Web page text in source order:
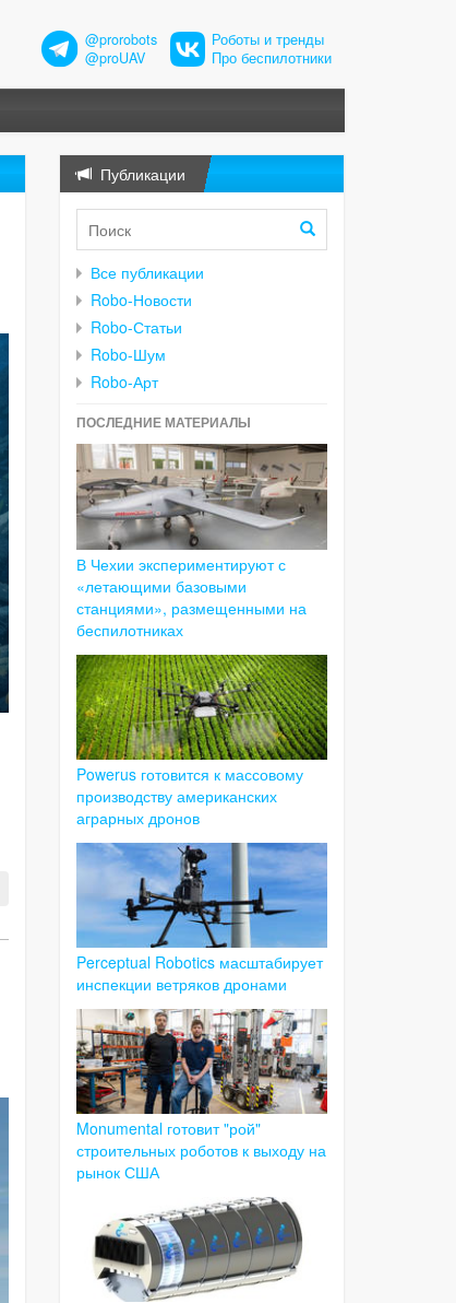
@prorobots
@proUAV
Роботы и тренды
Про беспилотники
Публикации
Все публикации
Robo-Новости
Robo-Статьи
Robo-Шум
Robo-Арт
ПОСЛЕДНИЕ МАТЕРИАЛЫ
В Чехии экспериментируют с
«летающими базовыми
станциями», размещенными на
беспилотниках
Powerus готовится к массовому
производству американских
аграрных дронов
Perceptual Robotics масштабирует
инспекции ветряков дронами
Monumental готовит "рой"
строительных роботов к выходу на
рынок США